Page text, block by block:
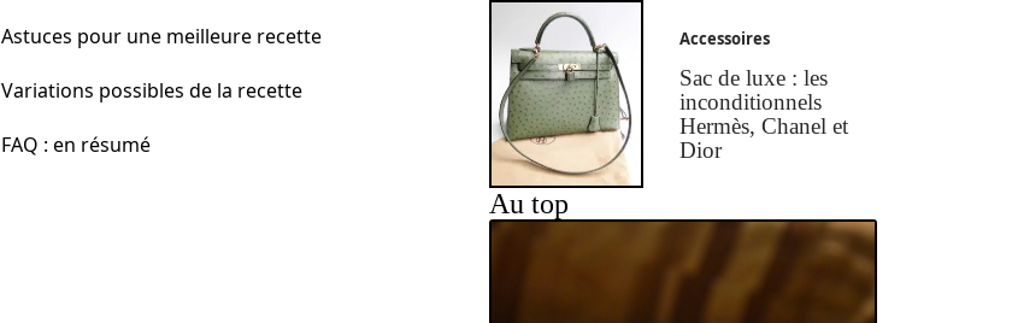
Astuces pour une meilleure recette
Variations possibles de la recette
FAQ : en résumé
Accessoires
Sac de luxe : les
inconditionnels
Hermès, Chanel et
Dior
Au top